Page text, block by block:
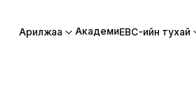
Арилжаа АкадемиEBC-ийн тухай